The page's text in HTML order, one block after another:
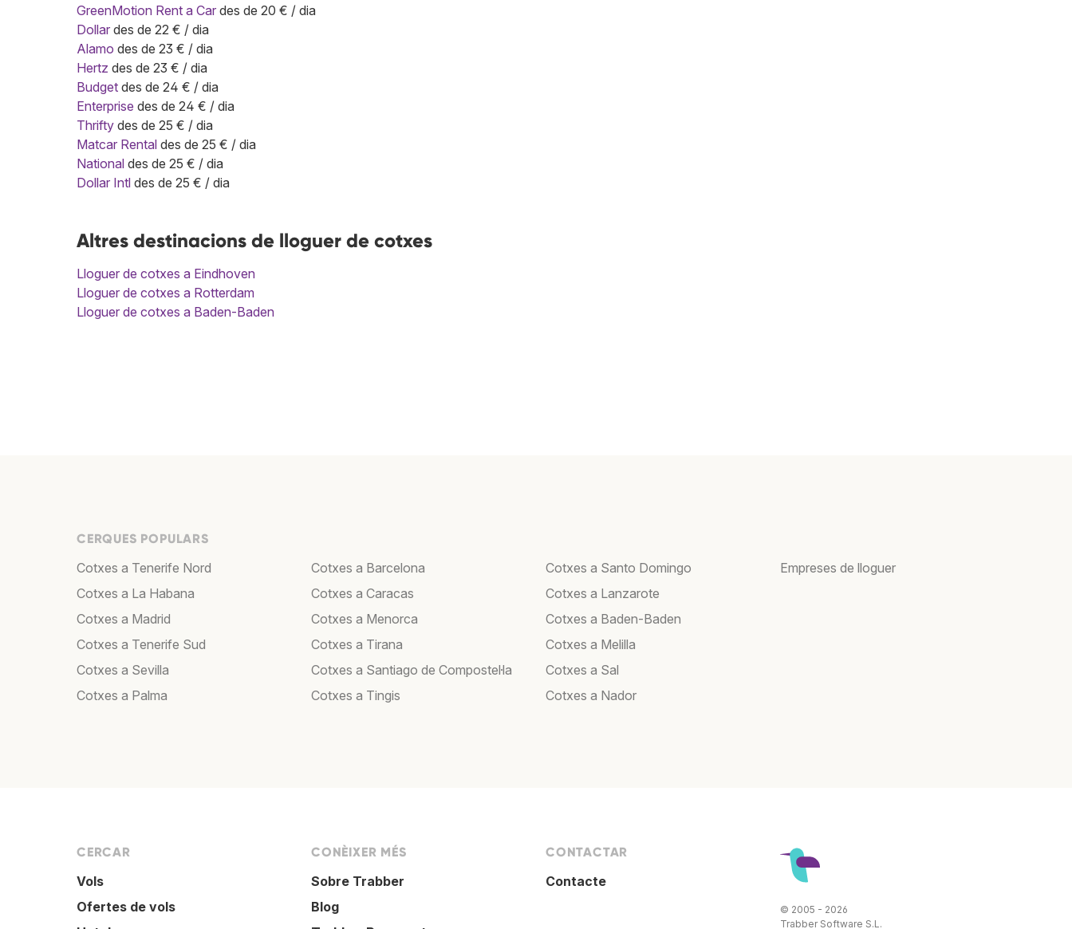
GreenMotion Rent a Car des de 20 € / dia
Dollar des de 22 € / dia
Alamo des de 23 € / dia
Hertz des de 23 € / dia
Budget des de 24 € / dia
Enterprise des de 24 € / dia
Thrifty des de 25 € / dia
Matcar Rental des de 25 € / dia
National des de 25 € / dia
Dollar Intl des de 25 € / dia
Altres destinacions de lloguer de cotxes
Lloguer de cotxes a Eindhoven
Lloguer de cotxes a Rotterdam
Lloguer de cotxes a Baden-Baden
CERQUES POPULARS
Cotxes a Tenerife Nord
Cotxes a La Habana
Cotxes a Madrid
Cotxes a Tenerife Sud
Cotxes a Sevilla
Cotxes a Palma
Cotxes a Barcelona
Cotxes a Caracas
Cotxes a Menorca
Cotxes a Tirana
Cotxes a Santiago de Compostel·la
Cotxes a Tingis
Cotxes a Santo Domingo
Cotxes a Lanzarote
Cotxes a Baden-Baden
Cotxes a Melilla
Cotxes a Sal
Cotxes a Nador
Empreses de lloguer
CERCAR
Vols
Ofertes de vols
CONÈIXER MÉS
Sobre Trabber
Blog
CONTACTAR
Contacte
© 2005 - 2026
Trabber Software S.L.